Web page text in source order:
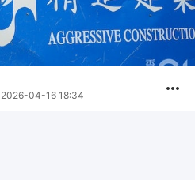
2026-04-16 18:34